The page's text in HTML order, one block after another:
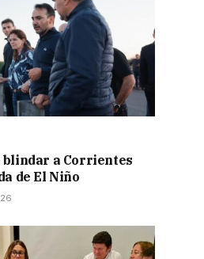
blindar a Corrientes
de El Niño